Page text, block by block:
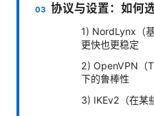
协议与设置：如何
1) NordLynx（
更快也更稳定
2) OpenVPN（
下的鲁棒性
3) IKEv2（在某